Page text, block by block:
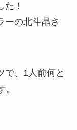
！
ーの北斗晶さ
で、1人前何と